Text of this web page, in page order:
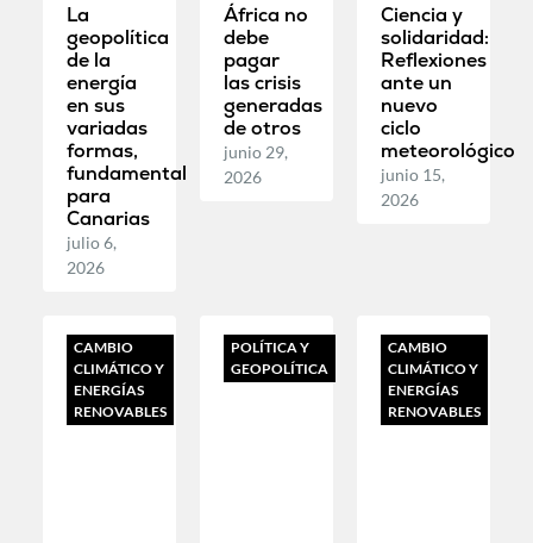
La
geopolítica
de la
energía
en sus
variadas
formas,
fundamental
para
Canarias
julio 6,
2026
África no
debe
pagar
las crisis
generadas
de otros
junio 29,
2026
Ciencia y
solidaridad:
Reflexiones
ante un
nuevo
ciclo
meteorológico
junio 15,
2026
CAMBIO
CLIMÁTICO Y
ENERGÍAS
RENOVABLES
POLÍTICA Y
GEOPOLÍTICA
CAMBIO
CLIMÁTICO Y
ENERGÍAS
RENOVABLES